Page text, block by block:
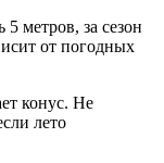
метров, за сезон
от погодных
конус. Не
лето